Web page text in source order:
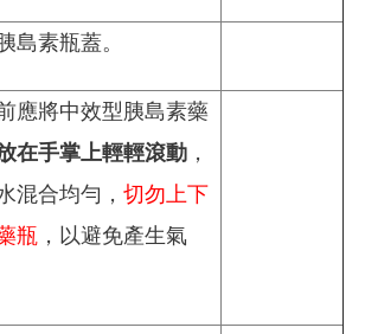
島素瓶蓋。
應將中效型胰島素藥
在手掌上輕輕滾動 ，
混合均勻， 切勿上下
瓶 ，以避免產生氣